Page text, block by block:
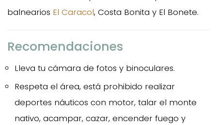
balnearios El Caracol, Costa Bonita y El Bonete.
Recomendaciones
Lleva tu cámara de fotos y binoculares.
Respeta el área, está prohibido realizar
deportes náuticos con motor, talar el monte
nativo, acampar, cazar, encender fuego y